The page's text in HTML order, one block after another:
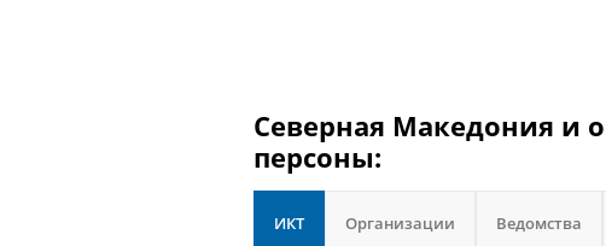
Северная Македония и
персоны:
ИКТ Организации Ведомства